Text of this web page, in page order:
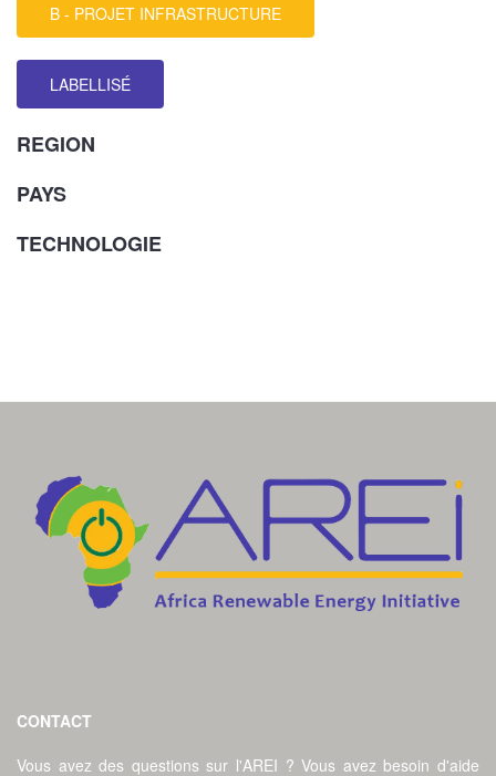
B - PROJET INFRASTRUCTURE
LABELLISÉ
REGION
PAYS
TECHNOLOGIE
CONTACT
Vous avez des questions sur l'AREI ? Vous avez besoin d'aide